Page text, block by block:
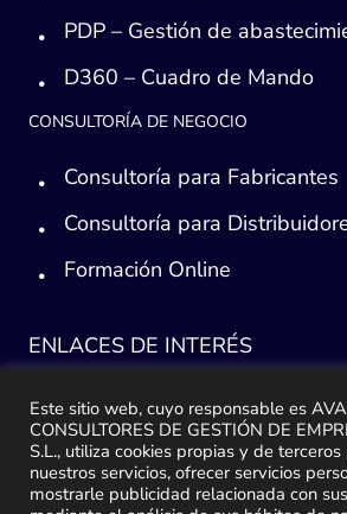
PDP – Gestión de
D360 – Cuadro de Mando
CONSULTORÍA DE NEGOCIO
Consultoría para Fabricantes
Consultoría para
Formación Online
ENLACES DE INTERÉS
Consultoría ERP Sage
Implantación ERP
Plan de ayuda Sage
Este sitio web, cuyo responsable es
CONSULTORES DE GESTIÓN DE
S.L., utiliza cookies propias y de
nuestros servicios, ofrecer servicios
mostrarle publicidad relacionada con